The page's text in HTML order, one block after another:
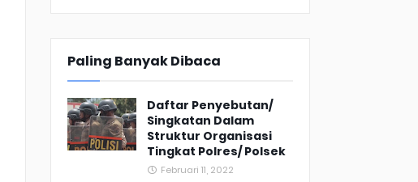
Paling Banyak Dibaca
Daftar Penyebutan/
Singkatan Dalam
Struktur Organisasi
Tingkat Polres/ Polsek
Februari 11, 2022